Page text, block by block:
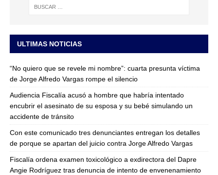
ULTIMAS NOTICIAS
“No quiero que se revele mi nombre”: cuarta presunta víctima
de Jorge Alfredo Vargas rompe el silencio
Audiencia Fiscalía acusó a hombre que habría intentado
encubrir el asesinato de su esposa y su bebé simulando un
accidente de tránsito
Con este comunicado tres denunciantes entregan los detalles
de porque se apartan del juicio contra Jorge Alfredo Vargas
Fiscalía ordena examen toxicológico a exdirectora del Dapre
Angie Rodríguez tras denuncia de intento de envenenamiento